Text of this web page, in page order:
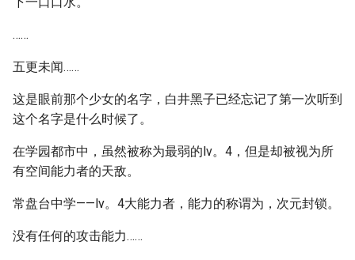
……
五更未闻……
这是眼前那个少女的名字，白井黑子已经忘记了第一次听到
这个名字是什么时候了。
在学园都市中，虽然被称为最弱的lv。4，但是却被视为所
有空间能力者的天敌。
常盘台中学——lv。4大能力者，能力的称谓为，次元封锁。
没有任何的攻击能力……